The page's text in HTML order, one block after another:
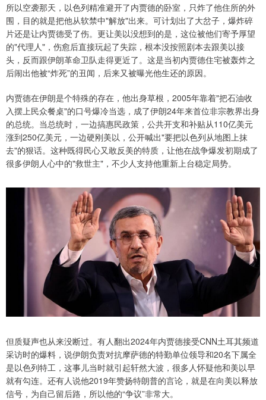
所以空袭那天，以色列精准避开了内贾德的卧室，只炸了他住所的外
围，目的就是把他从软禁中"解放"出来。可计划出了大岔子，爆炸碎
片还是让内贾德受了伤。更让美以没想到的是，这位被他们寄予厚望
的"代理人"，伤愈后直接玩起了失踪，根本没按照剧本去跟美以接
头，反而跟伊朗革命卫队走得更近了。这是当初内贾德住宅被轰炸之
后闹出他被“炸死”的丑闻，后来又被曝光他生还的原因。
内贾德在伊朗是个特殊的存在，他出身草根，2005年靠着"把石油收
入摆上民众餐桌"的口号爆冷当选，成了伊朗24年来首位非宗教界出身
的总统。当总统时，一边搞惠民政策，公共开支和补贴从110亿美元
涨到250亿美元，一边硬刚美以，公开喊出"要把以色列从地图上抹
去"的狠话。这种既得民心又敢反美的特质，让他在战争爆发初期成了
很多伊朗人心中的"救世主"，不少人支持他重新上台稳定局势。
但质疑声也从来没断过。有人翻出2024年内贾德接受CNN土耳其频道
采访时的爆料，说伊朗负责对抗摩萨德的特勤单位领导和20名下属全
是以色列特工，这事儿当时就引起轩然大波，很多人怀疑他和美以早
就有勾连。还有人说他2019年赞扬特朗普的言论，就是在向美以释放
信号，为自己留后路，所以他的“争议”非常大。